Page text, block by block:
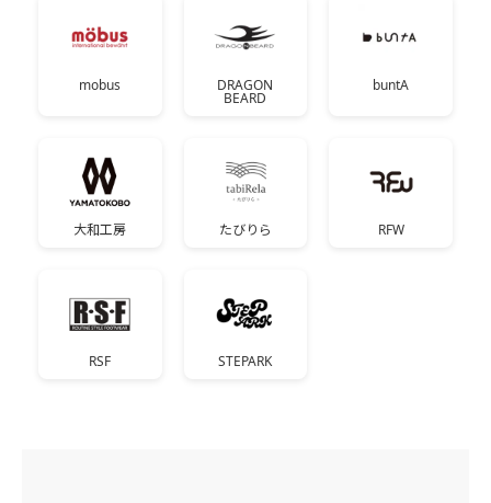
mobus DRAGON
BEARD
buntA
大和工房 たびりら RFW
RSF STEPARK